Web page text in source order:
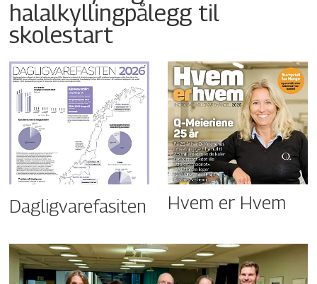
halalkyllingpålegg til
skolestart
Dagligvarefasiten Hvem er Hvem